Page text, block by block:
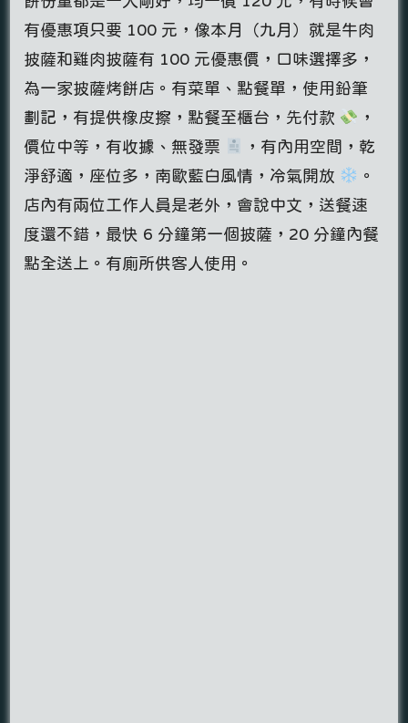
有優惠項只要 100 元，像本月（九月）就是牛肉
披薩和雞肉披薩有 100 元優惠價，口味選擇多，
為一家披薩烤餅店。有菜單、點餐單，使用鉛筆
劃記，有提供橡皮擦，點餐至櫃台，先付款
，
價位中等，有收據、無發票
，有內用空間，乾
淨舒適，座位多，南歐藍白風情，冷氣開放
。
店內有兩位工作人員是老外，會說中文，送餐速
度還不錯，最快 6 分鐘第一個披薩，20 分鐘內餐
點全送上。有廁所供客人使用。